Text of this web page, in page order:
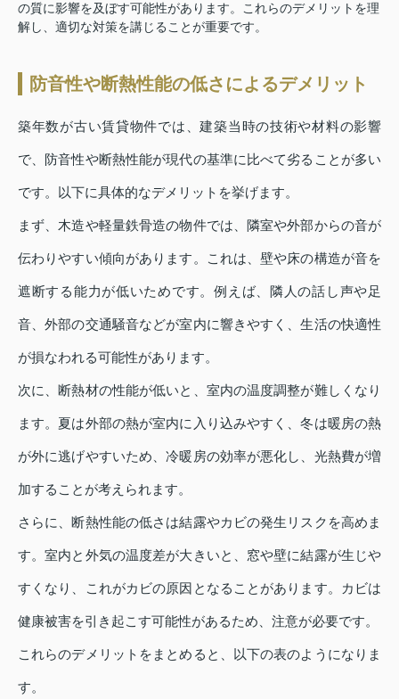
の質に影響を及ぼす可能性があります。これらのデメリットを理
解し、適切な対策を講じることが重要です。
防音性や断熱性能の低さによるデメリット
築年数が古い賃貸物件では、建築当時の技術や材料の影響
で、防音性や断熱性能が現代の基準に比べて劣ることが多い
です。以下に具体的なデメリットを挙げます。
まず、木造や軽量鉄骨造の物件では、隣室や外部からの音が
伝わりやすい傾向があります。これは、壁や床の構造が音を
遮断する能力が低いためです。例えば、隣人の話し声や足
音、外部の交通騒音などが室内に響きやすく、生活の快適性
が損なわれる可能性があります。
次に、断熱材の性能が低いと、室内の温度調整が難しくなり
ます。夏は外部の熱が室内に入り込みやすく、冬は暖房の熱
が外に逃げやすいため、冷暖房の効率が悪化し、光熱費が増
加することが考えられます。
さらに、断熱性能の低さは結露やカビの発生リスクを高めま
す。室内と外気の温度差が大きいと、窓や壁に結露が生じや
すくなり、これがカビの原因となることがあります。カビは
健康被害を引き起こす可能性があるため、注意が必要です。
これらのデメリットをまとめると、以下の表のようになりま
す。